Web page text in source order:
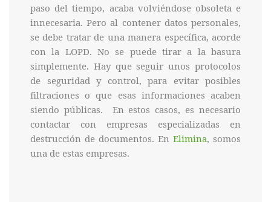
paso del tiempo, acaba volviéndose obsoleta e
innecesaria. Pero al contener datos personales,
se debe tratar de una manera específica, acorde
con la LOPD. No se puede tirar a la basura
simplemente. Hay que seguir unos protocolos
de seguridad y control, para evitar posibles
filtraciones o que esas informaciones acaben
siendo públicas. En estos casos, es necesario
contactar con empresas especializadas en
destrucción de documentos. En Elimina, somos
una de estas empresas.